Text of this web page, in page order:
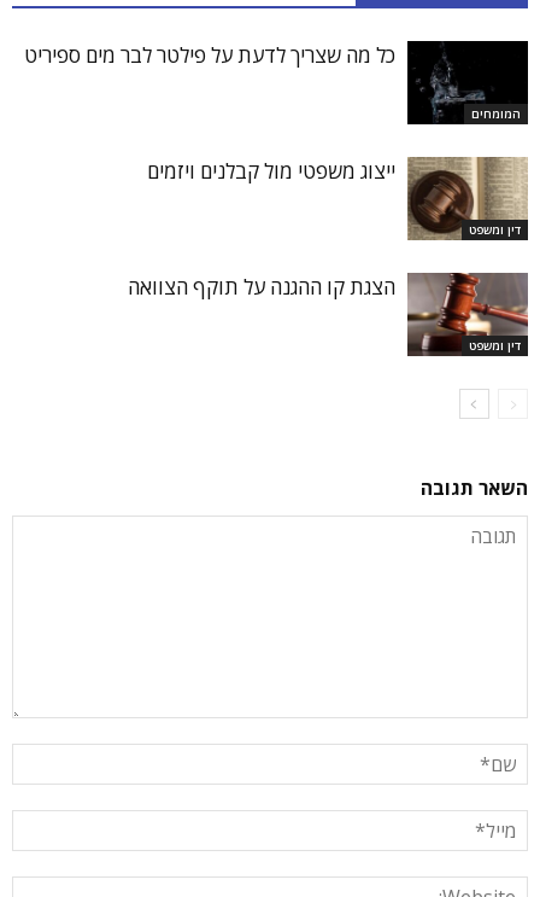
המומחים
כל מה שצריך לדעת על פילטר לבר מים ספיריט
דין ומשפט
ייצוג משפטי מול קבלנים ויזמים
דין ומשפט
הצגת קו ההגנה על תוקף הצוואה
השאר תגובה